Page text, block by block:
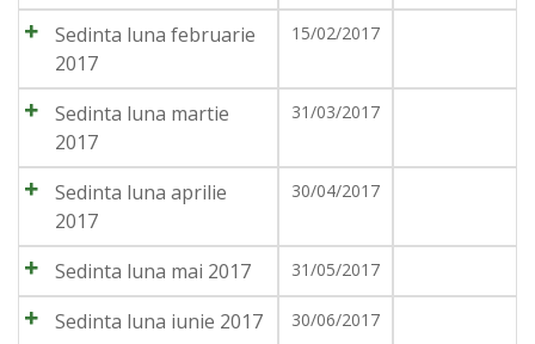
Sedinta luna februarie
2017
15/02/2017
Sedinta luna martie
2017
31/03/2017
Sedinta luna aprilie
2017
30/04/2017
Sedinta luna mai 2017 31/05/2017
Sedinta luna iunie 2017 30/06/2017